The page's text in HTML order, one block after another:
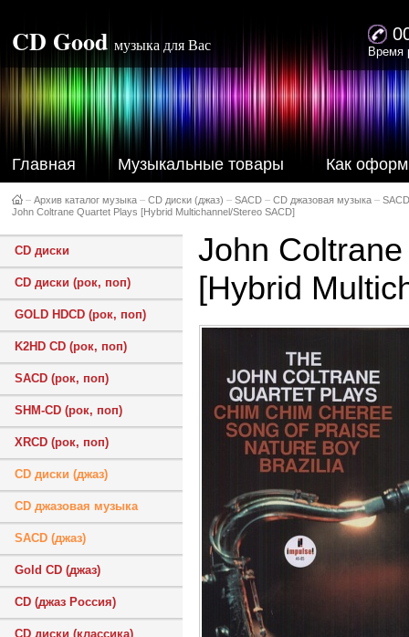
CD Good музыка для Вас Время
Главная Музыкальные товары Как
– Архив каталог музыка – CD диски (джаз) – SACD – CD джазовая музыка –
John Coltrane Quartet Plays [Hybrid Multichannel/Stereo SACD]
CD диски
CD диски (рок, поп)
GOLD HDCD (рок, поп)
K2HD CD (рок, поп)
SACD (рок, поп)
SHM-CD (рок, поп)
XRCD (рок, поп)
CD диски (джаз)
CD джазовая музыка
SACD (джаз)
Gold CD (джаз)
CD (джаз Россия)
CD диски (классика)
John
[Hybrid